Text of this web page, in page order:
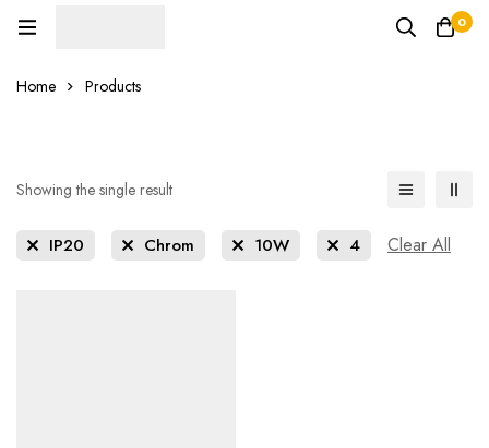
0
Home Products
Showing the single result
IP20 Chrom 10W 4 Clear All